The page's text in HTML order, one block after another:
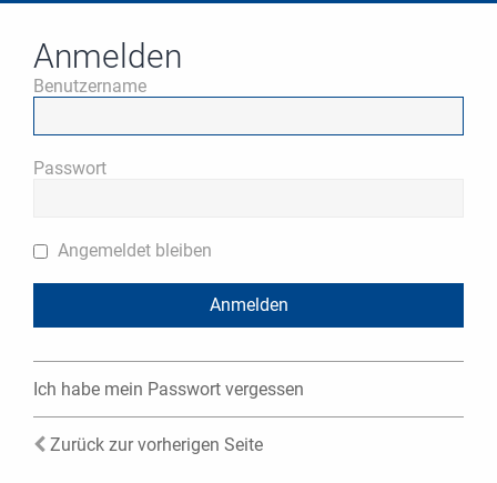
Anmelden
Benutzername
Passwort
Angemeldet bleiben
Ich habe mein Passwort vergessen
Zurück zur vorherigen Seite